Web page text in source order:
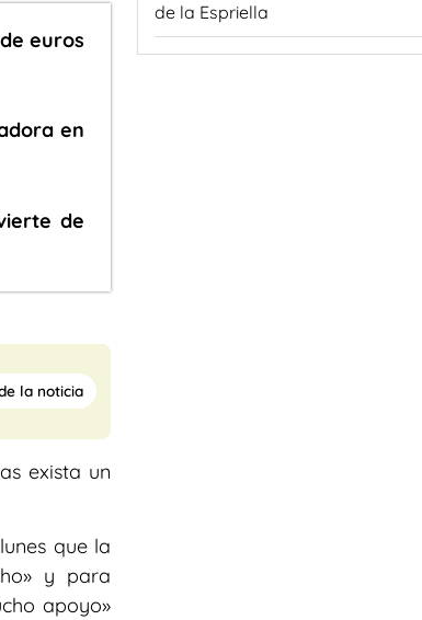
euros
en
de
la noticia
exista un
que la
y para
apoyo»
de la Espriella